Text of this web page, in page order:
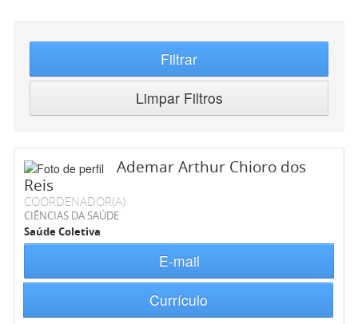
Filtrar
Limpar Filtros
Ademar Arthur Chioro dos
Reis
COORDENADOR(A)
CIÊNCIAS DA SAÚDE
Saúde Coletiva
E-mail
Currículo